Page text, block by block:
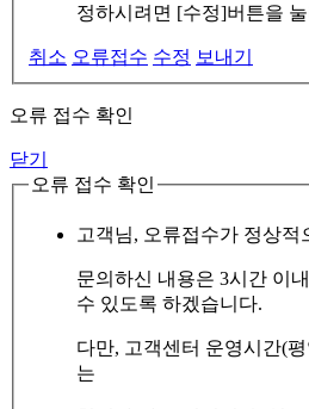
정하시려면 [수정]버튼을
취소 오류접수 수정 보내기
오류 접수 확인
닫기
오류 접수 확인
고객님, 오류접수가 정상적
문의하신 내용은 3시간 이
수 있도록 하겠습니다.
다만, 고객센터 운영시간(평
는